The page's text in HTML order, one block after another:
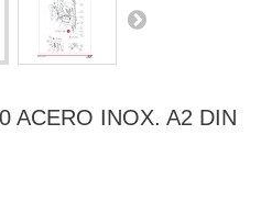
ACERO INOX. A2 DIN